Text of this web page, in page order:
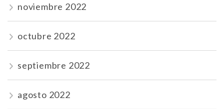
noviembre 2022
octubre 2022
septiembre 2022
agosto 2022